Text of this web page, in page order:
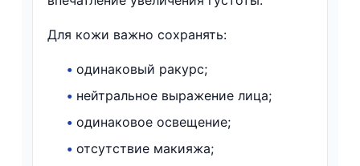
Для кожи важно сохранять:
• одинаковый ракурс;
• нейтральное выражение лица;
• одинаковое освещение;
• отсутствие макияжа;